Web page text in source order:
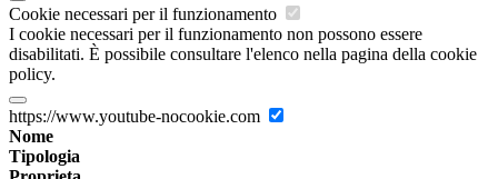
Cookie necessari per il funzionamento
I cookie necessari per il funzionamento non possono essere
disabilitati. È possibile consultare l'elenco nella pagina della cookie
policy.
https://www.youtube-nocookie.com
Nome
Tipologia